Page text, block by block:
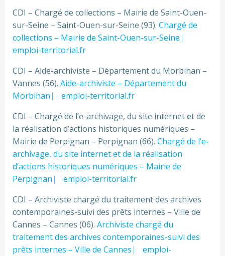
CDI – Chargé de collections – Mairie de Saint-Ouen-
sur-Seine – Saint-Ouen-sur-Seine (93). Chargé de
collections – Mairie de Saint-Ouen-sur-Seine ⎸
emploi-territorial.fr
CDI – Aide-archiviste – Département du Morbihan –
Vannes (56). Aide-archiviste – Département du
Morbihan ⎸ emploi-territorial.fr
CDI – Chargé de l’e-archivage, du site internet et de
la réalisation d’actions historiques numériques –
Mairie de Perpignan – Perpignan (66). Chargé de l’e-
archivage, du site internet et de la réalisation
d’actions historiques numériques – Mairie de
Perpignan ⎸ emploi-territorial.fr
CDI – Archiviste chargé du traitement des archives
contemporaines-suivi des prêts internes – Ville de
Cannes – Cannes (06). Archiviste chargé du
traitement des archives contemporaines-suivi des
prêts internes – Ville de Cannes ⎸ emploi-